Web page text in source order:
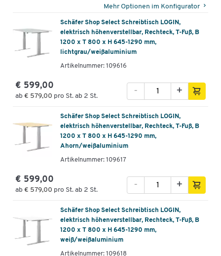
Mehr Optionen im Konfigurator
Schäfer Shop Select Schreibtisch LOGIN,
elektrisch höhenverstellbar, Rechteck, T-Fuß, B
1200 x T 800 x H 645-1290 mm,
lichtgrau/weißaluminium
Artikelnummer: 109616
€ 599,00
ab € 579,00 pro St. ab 2 St.
+
-
Schäfer Shop Select Schreibtisch LOGIN,
elektrisch höhenverstellbar, Rechteck, T-Fuß, B
1200 x T 800 x H 645-1290 mm,
Ahorn/weißaluminium
Artikelnummer: 109617
€ 599,00
ab € 579,00 pro St. ab 2 St.
+
-
Schäfer Shop Select Schreibtisch LOGIN,
elektrisch höhenverstellbar, Rechteck, T-Fuß, B
1200 x T 800 x H 645-1290 mm,
weiß/weißaluminium
Artikelnummer: 109618